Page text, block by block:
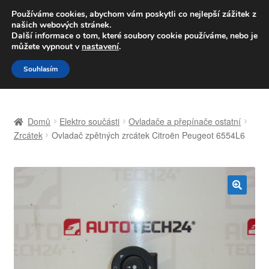
DOPRAVA od 139,-Kč
Volejte po-pá 9-16 704 494 494
Přeskočit
na
navigaci
Přejít
k
obsahu
Celosvětová doprava
Domů Elektro součásti
Ovladače a přepínače ostatní
Zrcátek
Ovladač zpětných zrcátek Citroën Peugeot 6554L6
Používáme cookies, abychom vám poskytli co nejlepší zážitek z
našich webových stránek.
Další informace o tom, které soubory cookie používáme, nebo je
můžete vypnout v nastavení.
Souhlasím